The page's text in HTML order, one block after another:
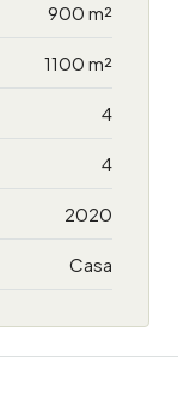
900 m²
1100 m²
4
4
2020
Casa